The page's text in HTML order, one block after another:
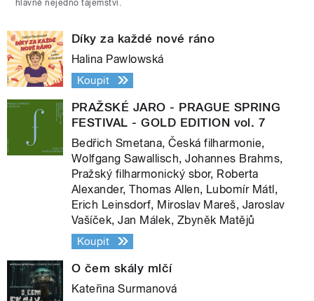
hlavně nejedno tajemství.
Díky za každé nové ráno
Halina Pawlowská
Koupit
PRAŽSKÉ JARO - PRAGUE SPRING
FESTIVAL - GOLD EDITION vol. 7
Bedřich Smetana, Česká filharmonie,
Wolfgang Sawallisch, Johannes Brahms,
Pražský filharmonický sbor, Roberta
Alexander, Thomas Allen, Lubomír Mátl,
Erich Leinsdorf, Miroslav Mareš, Jaroslav
Vašíček, Jan Málek, Zbyněk Matějů
Koupit
O čem skály mlčí
Kateřina Surmanová